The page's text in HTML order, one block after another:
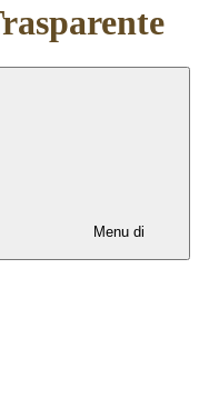
Menu di